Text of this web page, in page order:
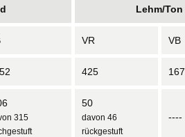
Lehm/Ton
VR VB
425 167
315
50
davon 46
rückgestuft
----